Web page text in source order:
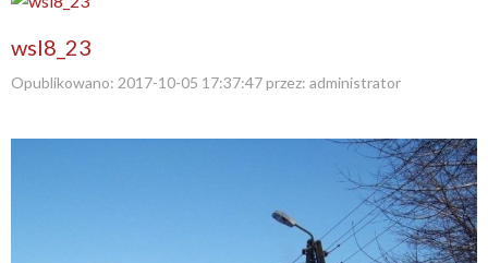
wsl8_23
Opublikowano: 2017-10-05 17:37:47przez: administrator